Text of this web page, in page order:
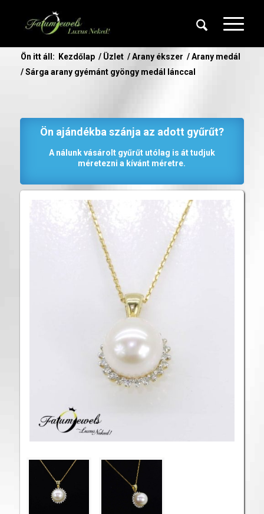
Ön itt áll: Kezdőlap / Üzlet / Arany ékszer / Arany medál
/ Sárga arany gyémánt gyöngy medál lánccal
Ön ajándékba szánja az adott gyűrűt?
A nálunk vásárolt gyűrűt utólag is át tudjuk
méretezni a kívánt méretre.